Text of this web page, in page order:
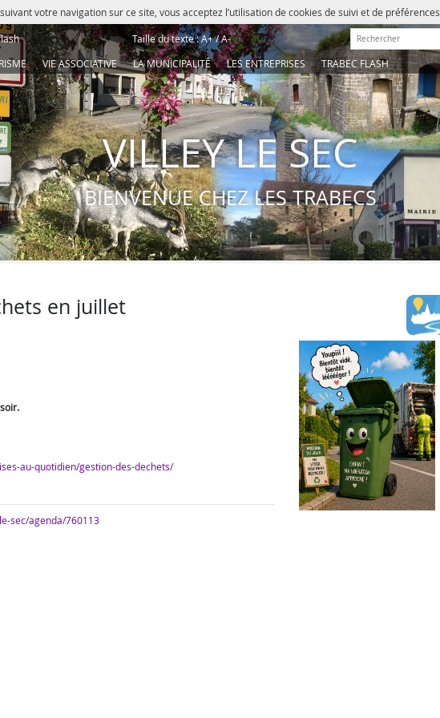
votre navigation sur ce site, vous acceptez l’utilisation de cookies de suivi et de préférences
Taille du texte :A+/A- Rechercher :
VIE ASSOCIATIVE LA MUNICIPALITÉ LES ENTREPRISES TRABEC FLASH
VILLEY LE SEC
BIENVENUE CHEZ LES TRABECS
en juillet
au-quotidien/gestion-des-dechets/
sec/agenda/760113